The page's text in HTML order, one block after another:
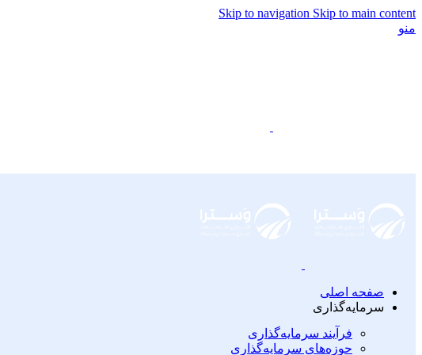
Skip to navigation Skip to main content
منو
صفحه اصلی
سرمایه‌گذاری
فرآیند سرمایه‌گذاری
حوزه‌های سرمایه‌گذاری